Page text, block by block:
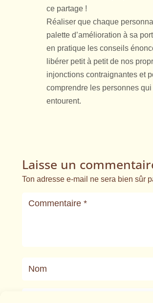
ce partage !
Réaliser que chaque
palette d’amélioration à sa
en pratique les conseils
libérer petit à petit de nos
injonctions contraignantes et
comprendre les personnes
entourent.
Laisse un
Ton adresse e-mail ne sera bien sûr